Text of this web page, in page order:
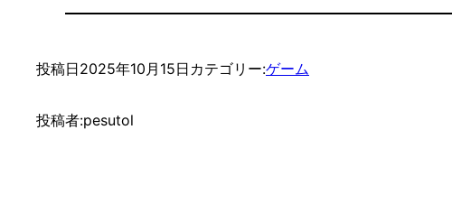
投稿日2025年10月15日 カテゴリー:ゲーム
投稿者:pesutol